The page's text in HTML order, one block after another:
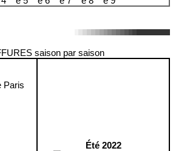
Été 2022